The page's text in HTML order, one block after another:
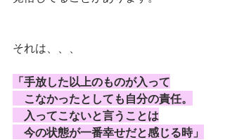
それは、、、
「手放した以上のものが入って
こなかったとしても自分の責任。
入ってこないと言うことは
今の状態が一番幸せだと感じる時」